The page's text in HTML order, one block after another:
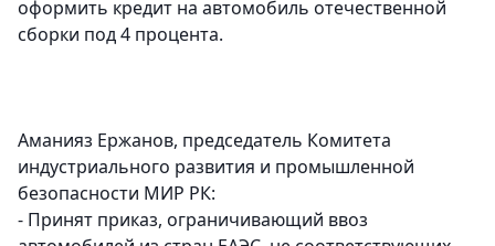
оформить кредит на автомобиль отечественной
сборки под 4 процента.
Аманияз Ержанов, председатель Комитета
индустриального развития и промышленной
безопасности МИР РК:
- Принят приказ, ограничивающий ввоз